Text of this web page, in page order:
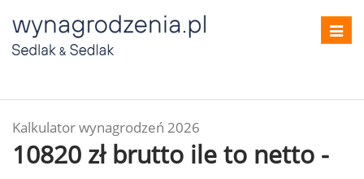
Kalkulator wynagrodzeń 2026
10820 zł brutto ile to netto -